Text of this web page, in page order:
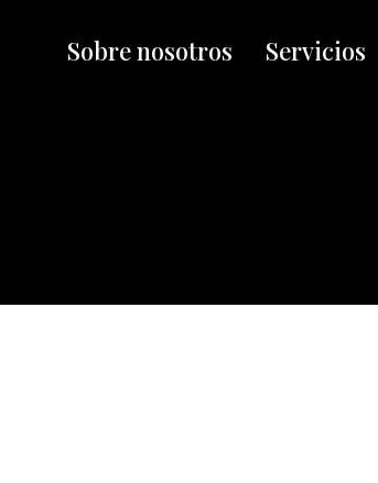
Sobre nosotros Servicios